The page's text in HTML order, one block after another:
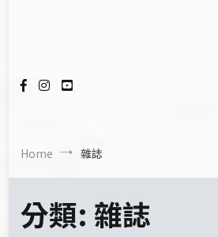
Home 雜誌
分類: 雜誌